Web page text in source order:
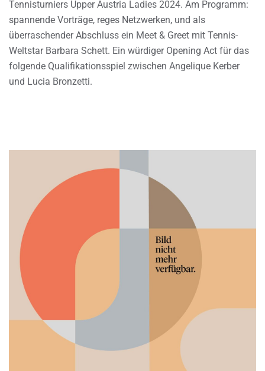
Tennisturniers Upper Austria Ladies 2024. Am Programm:
spannende Vorträge, reges Netzwerken, und als
überraschender Abschluss ein Meet & Greet mit Tennis-
Weltstar Barbara Schett. Ein würdiger Opening Act für das
folgende Qualifikationsspiel zwischen Angelique Kerber
und Lucia Bronzetti.